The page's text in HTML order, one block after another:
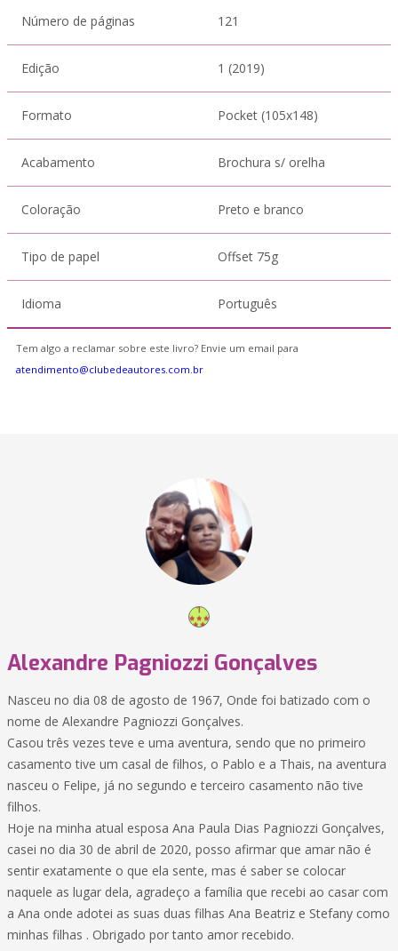
Número de páginas 121
Edição 1 (2019)
Formato Pocket (105x148)
Acabamento Brochura s/ orelha
Coloração Preto e branco
Tipo de papel Offset 75g
Idioma Português
Tem algo a reclamar sobre este livro? Envie um email para
atendimento@clubedeautores.com.br
Alexandre Pagniozzi Gonçalves
Nasceu no dia 08 de agosto de 1967, Onde foi batizado com o
nome de Alexandre Pagniozzi Gonçalves.
Casou três vezes teve e uma aventura, sendo que no primeiro
casamento tive um casal de filhos, o Pablo e a Thais, na aventura
nasceu o Felipe, já no segundo e terceiro casamento não tive
filhos.
Hoje na minha atual esposa Ana Paula Dias Pagniozzi Gonçalves,
casei no dia 30 de abril de 2020, posso afirmar que amar não é
sentir exatamente o que ela sente, mas é saber se colocar
naquele as lugar dela, agradeço a família que recebi ao casar com
a Ana onde adotei as suas duas filhas Ana Beatriz e Stefany como
minhas filhas . Obrigado por tanto amor recebido.